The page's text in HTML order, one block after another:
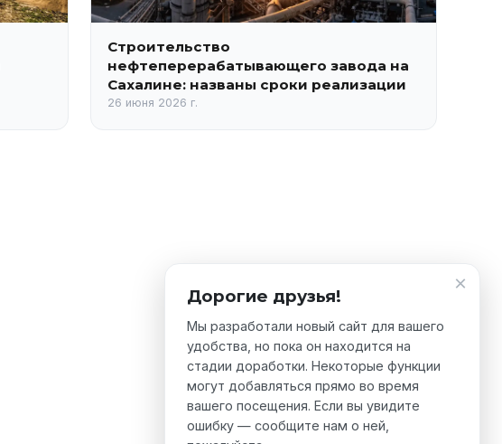
Строительство
нефтеперерабатывающего завода на
Сахалине: названы сроки реализации
26 июня 2026 г.
×
Дорогие друзья!
Мы разработали новый сайт для вашего
удобства, но пока он находится на
стадии доработки. Некоторые функции
могут добавляться прямо во время
вашего посещения. Если вы увидите
ошибку — сообщите нам о ней,